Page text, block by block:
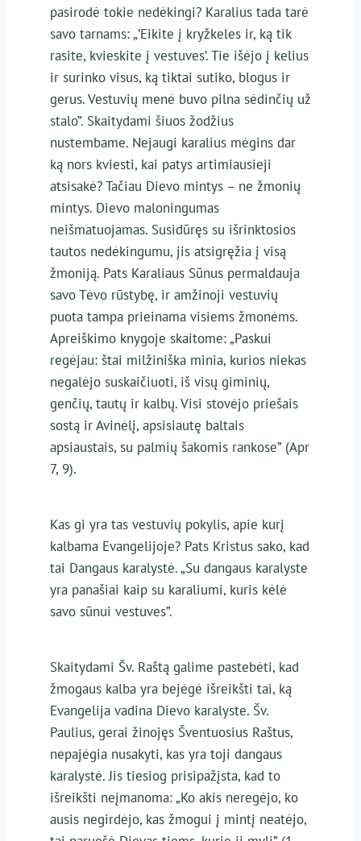
pasirodė tokie nedėkingi? Karalius tada tarė
savo tarnams: „’Eikite į kryžkeles ir, ką tik
rasite, kvieskite į vestuves’. Tie išėjo į kelius
ir surinko visus, ką tiktai sutiko, blogus ir
gerus. Vestuvių menė buvo pilna sėdinčių už
stalo”. Skaitydami šiuos žodžius
nustembame. Nejaugi karalius mėgins dar
ką nors kviesti, kai patys artimiausieji
atsisakė? Tačiau Dievo mintys – ne žmonių
mintys. Dievo maloningumas
neišmatuojamas. Susidūręs su išrinktosios
tautos nedėkingumu, jis atsigręžia į visą
žmoniją. Pats Karaliaus Sūnus permaldauja
savo Tėvo rūstybę, ir amžinoji vestuvių
puota tampa prieinama visiems žmonėms.
Apreiškimo knygoje skaitome: „Paskui
regėjau: štai milžiniška minia, kurios niekas
negalėjo suskaičiuoti, iš visų giminių,
genčių, tautų ir kalbų. Visi stovėjo priešais
sostą ir Avinėlį, apsisiautę baltais
apsiaustais, su palmių šakomis rankose” (Apr
7, 9).
Kas gi yra tas vestuvių pokylis, apie kurį
kalbama Evangelijoje? Pats Kristus sako, kad
tai Dangaus karalystė. „Su dangaus karalyste
yra panašiai kaip su karaliumi, kuris kėlė
savo sūnui vestuves”.
Skaitydami Šv. Raštą galime pastebėti, kad
žmogaus kalba yra bejėgė išreikšti tai, ką
Evangelija vadina Dievo karalyste. Šv.
Paulius, gerai žinojęs Šventuosius Raštus,
nepajėgia nusakyti, kas yra toji dangaus
karalystė. Jis tiesiog prisipažįsta, kad to
išreikšti neįmanoma: „Ko akis neregėjo, ko
ausis negirdėjo, kas žmogui į mintį neatėjo,